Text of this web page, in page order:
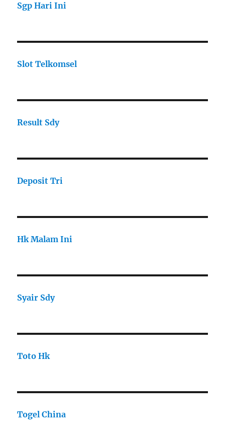
Sgp Hari Ini
Slot Telkomsel
Result Sdy
Deposit Tri
Hk Malam Ini
Syair Sdy
Toto Hk
Togel China